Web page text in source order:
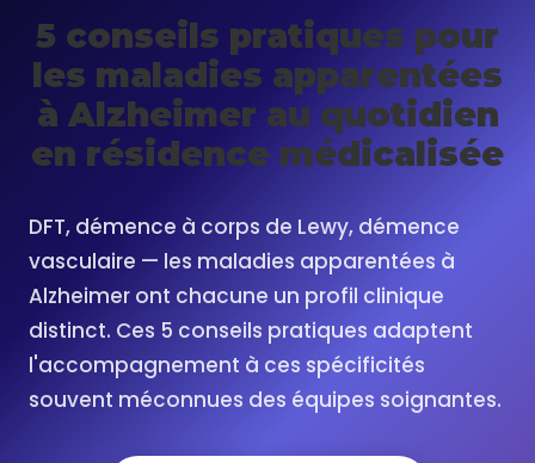
5 conseils pratiques pour
les maladies apparentées
à Alzheimer au quotidien
en résidence médicalisée
DFT, démence à corps de Lewy, démence
vasculaire — les maladies apparentées à
Alzheimer ont chacune un profil clinique
distinct. Ces 5 conseils pratiques adaptent
l'accompagnement à ces spécificités
souvent méconnues des équipes soignantes.